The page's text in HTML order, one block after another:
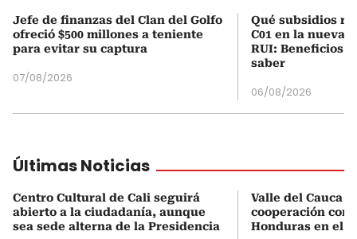
Jefe de finanzas del Clan del Golfo
ofreció $500 millones a teniente
para evitar su captura
07/08/2026
Qué subsidios
C01 en la nueva
RUI: Beneficios
saber
06/08/2026
Últimas Noticias
Centro Cultural de Cali seguirá
abierto a la ciudadanía, aunque
sea sede alterna de la Presidencia
Valle del Cauca
cooperación
Honduras en el